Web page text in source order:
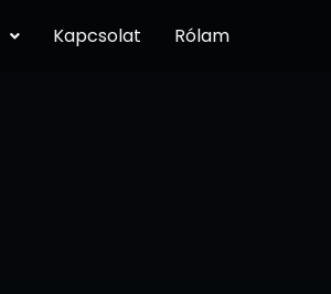
Kapcsolat Rólam